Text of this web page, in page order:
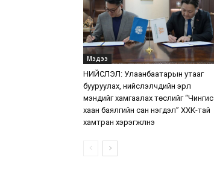
Мэдээ
НИЙСЛЭЛ: Улаанбаатарын утааг
бууруулах, нийслэлчүүдийн эрүүл
мэндийг хамгаалах төслийг “Чингис
хаан баялгийн сан нэгдэл” ХХК-тай
хамтран хэрэгжүүлнэ